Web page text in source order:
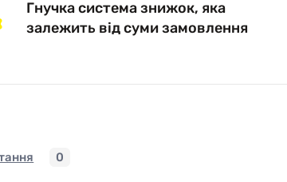
Гнучка система знижок, яка
залежить від суми замовлення
0